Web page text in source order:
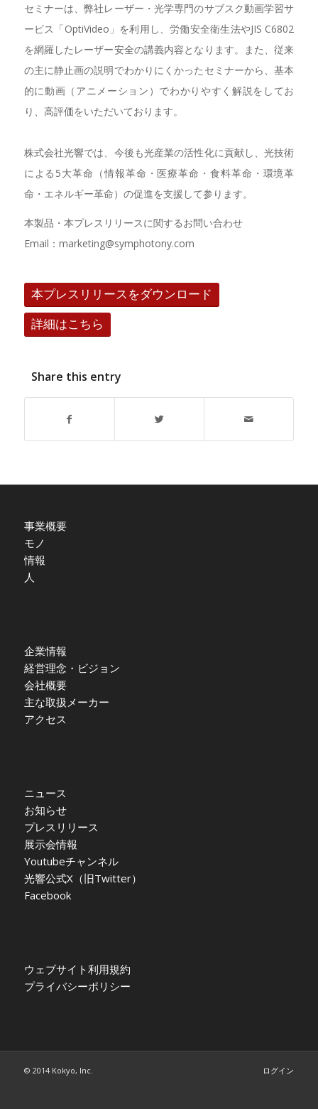
セミナーは、弊社レーザー・光学専門のサブスク動画学習サ
ービス「OptiVideo」を利用し、労働安全衛生法やJIS C6802
を網羅したレーザー安全の講義内容となります。また、従来
の主に静止画の説明でわかりにくかったセミナーから、基本
的に動画（アニメーション）でわかりやすく解説をしてお
り、高評価をいただいております。
株式会社光響では、今後も光産業の活性化に貢献し、光技術
による5大革命（情報革命・医療革命・食料革命・環境革
命・エネルギー革命）の促進を支援して参ります。
本製品・本プレスリリースに関するお問い合わせ
Email：marketing@symphotony.com
本プレスリリースをダウンロード
詳細はこちら
Share this entry
事業概要
モノ
情報
人
企業情報
経営理念・ビジョン
会社概要
主な取扱メーカー
アクセス
ニュース
お知らせ
プレスリリース
展示会情報
Youtubeチャンネル
光響公式X（旧Twitter）
Facebook
ウェブサイト利用規約
プライバシーポリシー
© 2014 Kokyo, Inc. ログイン